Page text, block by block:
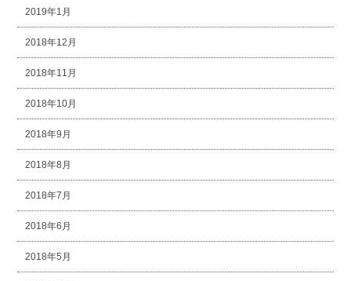
2019年1月
2018年12月
2018年11月
2018年10月
2018年9月
2018年8月
2018年7月
2018年6月
2018年5月